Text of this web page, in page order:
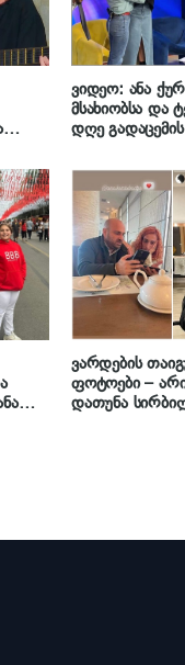
ვიდეო: ანა
მსახიობსა და
დღე
ვარდების
ფოტოები –
დათუნა